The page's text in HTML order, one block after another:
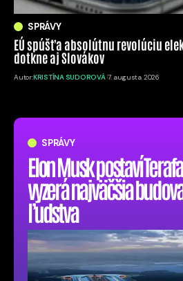
SPRÁVY
Elon Musk postaví
vyzerá najväčšia
ľudstva
SPRÁVY
EÚ spúšťa absolútnu revolúciu
dotkne aj Slovákov
Autor:KRISTÍNA SUDOROVÁ 7. augusta 2026